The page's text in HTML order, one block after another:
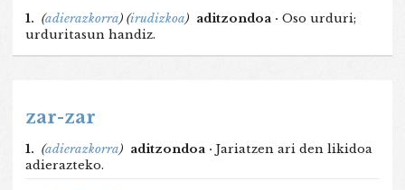
1. (adierazkorra) (irudizkoa) aditzondoa · Oso urduri;
urduritasun handiz.
zar-zar
1. (adierazkorra) aditzondoa · Jariatzen ari den likidoa
adierazteko.